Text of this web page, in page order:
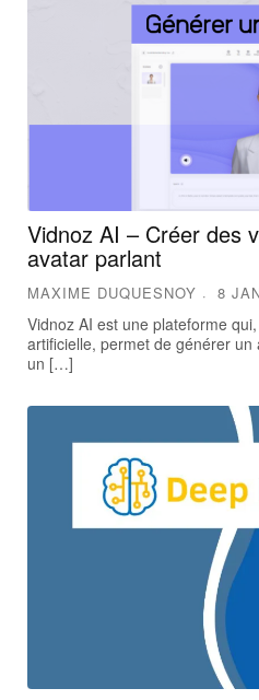
Vidnoz AI – Créer des
avatar parlant
MAXIME DUQUESNOY 8
Vidnoz AI est une plateforme
artificielle, permet de générer
un […]